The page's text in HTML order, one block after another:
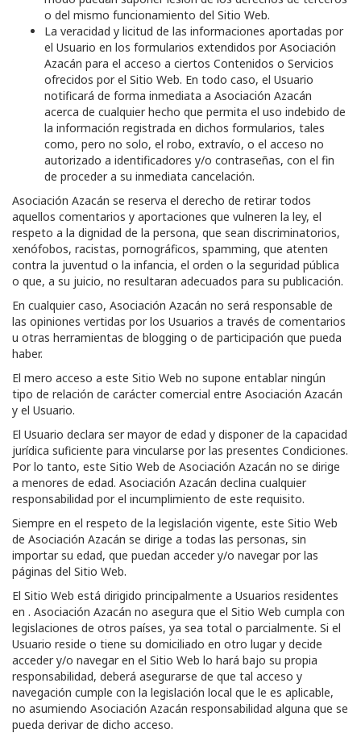
o del mismo funcionamiento del Sitio Web.
La veracidad y licitud de las informaciones aportadas por
el Usuario en los formularios extendidos porAsociación
Azacán para el acceso a ciertos Contenidos o Servicios
ofrecidos por el Sitio Web. En todo caso, el Usuario
notificará de forma inmediata a Asociación Azacán
acerca de cualquier hecho que permita el uso indebido de
la información registrada en dichos formularios, tales
como, pero no solo, el robo, extravío, o el acceso no
autorizado a identificadores y/o contraseñas, con el fin
de proceder a su inmediata cancelación.
Asociación Azacán se reserva el derecho de retirar todos
aquellos comentarios y aportaciones que vulneren la ley, el
respeto a la dignidad de la persona, que sean discriminatorios,
xenófobos, racistas, pornográficos, spamming, que atenten
contra la juventud o la infancia, el orden o la seguridad pública
o que, a su juicio, no resultaran adecuados para su publicación.
En cualquier caso, Asociación Azacán no será responsable de
las opiniones vertidas por los Usuarios a través de comentarios
u otras herramientas de blogging o de participación que pueda
haber.
El mero acceso a este Sitio Web no supone entablar ningún
tipo de relación de carácter comercial entre Asociación Azacán
y el Usuario.
El Usuario declara ser mayor de edad y disponer de la capacidad
jurídica suficiente para vincularse por las presentes Condiciones.
Por lo tanto, este Sitio Web de Asociación Azacán no se dirige
a menores de edad. Asociación Azacán declina cualquier
responsabilidad por el incumplimiento de este requisito.
Siempre en el respeto de la legislación vigente, este Sitio Web
de Asociación Azacán se dirige a todas las personas, sin
importar su edad, que puedan acceder y/o navegar por las
páginas del Sitio Web.
El Sitio Web está dirigido principalmente a Usuarios residentes
en . Asociación Azacán no asegura que el Sitio Web cumpla con
legislaciones de otros países, ya sea total o parcialmente. Si el
Usuario reside o tiene su domiciliado en otro lugar y decide
acceder y/o navegar en el Sitio Web lo hará bajo su propia
responsabilidad, deberá asegurarse de que tal acceso y
navegación cumple con la legislación local que le es aplicable,
no asumiendo Asociación Azacán responsabilidad alguna que se
pueda derivar de dicho acceso.